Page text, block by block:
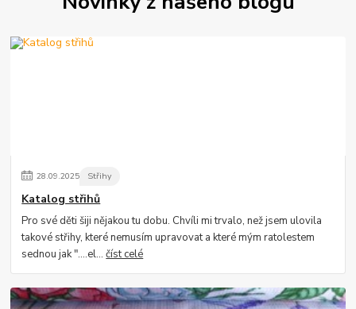
28.09.2025 Střihy
Katalog střihů
Pro své děti šiji nějakou tu dobu. Chvíli mi trvalo, než jsem ulovila
takové střihy, které nemusím upravovat a které mým ratolestem
sednou jak "....el...číst celé